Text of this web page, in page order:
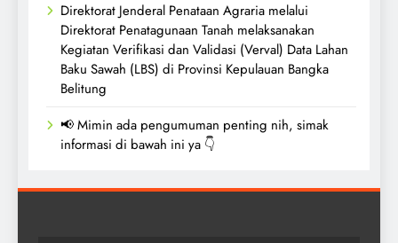
Direktorat Jenderal Penataan Agraria melalui
Direktorat Penatagunaan Tanah melaksanakan
Kegiatan Verifikasi dan Validasi (Verval) Data Lahan
Baku Sawah (LBS) di Provinsi Kepulauan Bangka
Belitung
📢 Mimin ada pengumuman penting nih, simak
informasi di bawah ini ya 👇